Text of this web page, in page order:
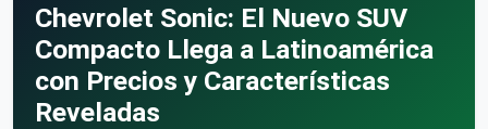
Chevrolet Sonic: El Nuevo SUV
Compacto Llega a Latinoamérica
con Precios y Características
Reveladas